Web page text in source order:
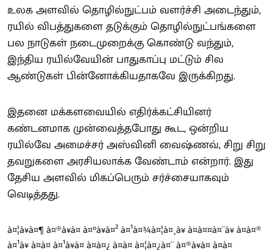
உலக அளவில் தொழில்நுட்பம் வளர்ச்சி அடைந்தும்,
ரயில் விபத்துகளை தடுக்கும் தொழில்நுட்பங்களை
பல நாடுகள் நடைமுறைக்கு கொண்டு வந்தும்,
இந்திய ரயில்வேயின் பாதுகாப்பு மட்டும் சில
ஆண்டுகள் பின்னோக்கியதாகவே இருக்கிறது.
இதனை மக்களவையில் எதிர்க்கட்சியினர்
கண்டனமாக முன்வைத்தபோது கூட, ஒன்றிய
ரயில்வே அமைச்சர் அஸ்வினி வைஷ்ணவ், சிறு சிறு
தவறுகளை அரசியலாக்க வேண்டாம் என்றார். இது
தேசிய அளவில் மிகப்பெரும் சர்ச்சையாகவும்
வெடித்தது.
à¤¦à¥à¤¶ à¤®à¥à¤ à¤°à¥à¤² à¤¹à¤¾à¤¦à¤¸à¥ à¤à¤¤à¤¨à¥ à¤à¤®
à¤¹à¥ à¤à¤ à¤¹à¥à¤ à¤à¤¿ à¤à¤ à¤¦à¤¿à¤¨ à¤®à¥à¤ à¤à¤